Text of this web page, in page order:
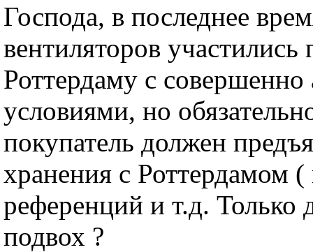
Господа, в последнее
вентиляторов
Роттердаму с
условиями, но
покупатель должен
хранения с Роттердамом
референций и т.д. Только
подвох ?